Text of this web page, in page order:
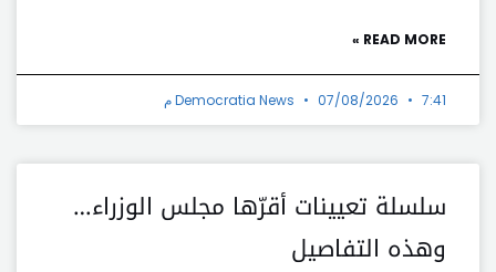
READ MORE »
Democratia News 07/08/2026 7:41 م
سلسلة تعيينات أقرّها مجلس الوزراء…
وهذه التفاصيل